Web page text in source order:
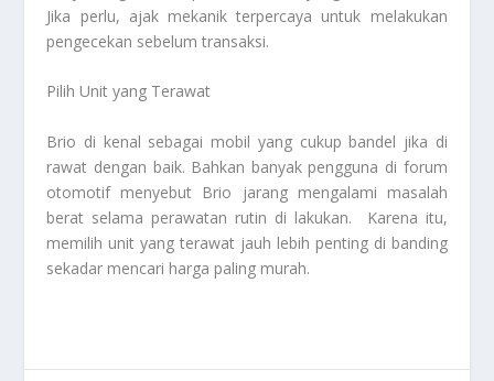
Jika perlu, ajak mekanik terpercaya untuk melakukan
pengecekan sebelum transaksi.
Pilih Unit yang Terawat
Brio di kenal sebagai mobil yang cukup bandel jika di
rawat dengan baik. Bahkan banyak pengguna di forum
otomotif menyebut Brio jarang mengalami masalah
berat selama perawatan rutin di lakukan. Karena itu,
memilih unit yang terawat jauh lebih penting di banding
sekadar mencari harga paling murah.